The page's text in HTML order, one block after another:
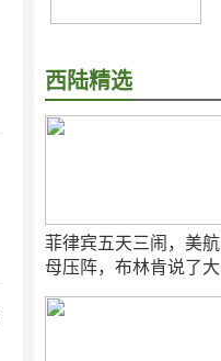
西陆精选
菲律宾五天三闹，美航
母压阵，布林肯说了大